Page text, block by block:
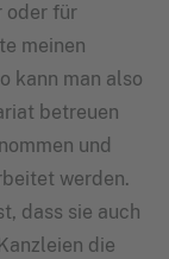
oder für
meinen
kann man also
betreuen
und
werden.
dass sie auch
die